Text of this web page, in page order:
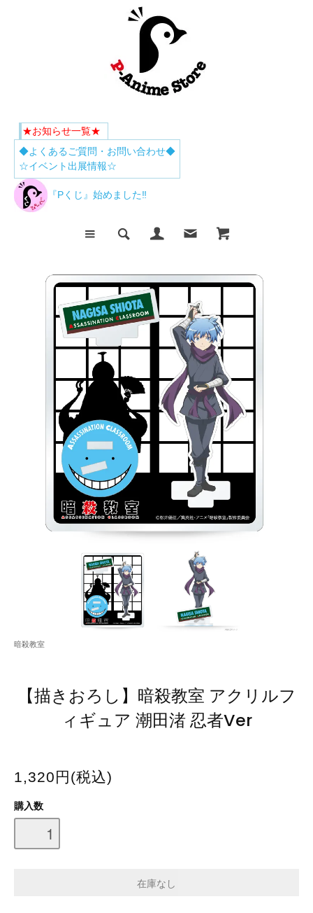
★お知らせ一覧★
◆よくあるご質問・お問い合わせ◆
☆イベント出展情報☆
『Pくじ』始めました‼
暗殺教室
【描きおろし】暗殺教室 アクリルフ
ィギュア 潮田渚 忍者Ver
1,320円(税込)
購入数